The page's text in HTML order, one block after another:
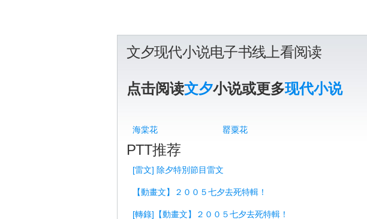
文夕现代小说电子书线上看阅读
点击阅读文夕小说或更多现代小说
海棠花 罂粟花
PTT推荐
[雷文] 除夕特別節目雷文
【動畫文】２００５七夕去死特輯！
[轉錄]【動畫文】２００５七夕去死特輯！